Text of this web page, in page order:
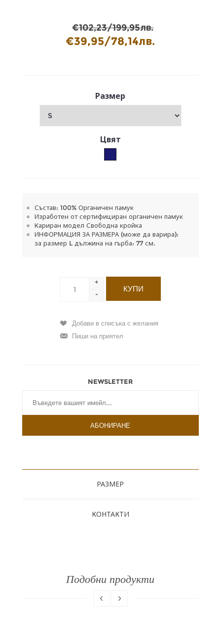
€102,23/199,95лв.
€39,95/78,14лв.
Размер
Цвят
Състав: 100% Органичен памук
Изработен от сертифициран органичен памук
Кариран модел Свободна кройка
ИНФОРМАЦИЯ ЗА РАЗМЕРА (може да варира):
за размер L дължина на гърба: 77 см.
+
-
NEWSLETTER
РАЗМЕР
КОНТАКТИ
Подобни продукти